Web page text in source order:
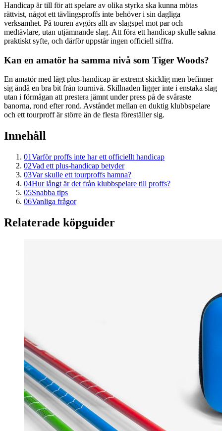
Handicap är till för att spelare av olika styrka ska kunna mötas
rättvist, något ett tävlingsproffs inte behöver i sin dagliga
verksamhet. På touren avgörs allt av slagspel mot par och
medtävlare, utan utjämnande slag. Att föra ett handicap skulle sakna
praktiskt syfte, och därför uppstår ingen officiell siffra.
Kan en amatör ha samma nivå som Tiger Woods?
En amatör med lågt plus-handicap är extremt skicklig men befinner
sig ändå en bra bit från tournivå. Skillnaden ligger inte i enstaka slag
utan i förmågan att prestera jämnt under press på de svåraste
banorna, rond efter rond. Avståndet mellan en duktig klubbspelare
och ett tourproff är större än de flesta föreställer sig.
Innehåll
01Varför proffs inte har ett officiellt handicap
02Vad ett plus-handicap betyder
03Var skulle ett tourproffs hamna?
04Hur långt är det från klubbspelare till proffs?
05Snabba tips
06Vanliga frågor
Relaterade köpguider